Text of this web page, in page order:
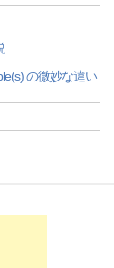
の微妙な違い